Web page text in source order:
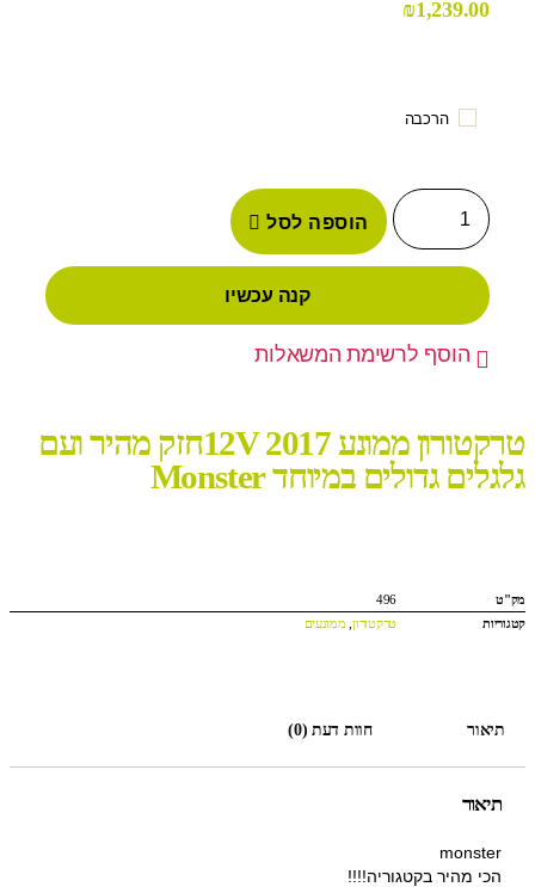
₪1,239.00
הרכבה
הוספה לסל
קנה עכשיו
הוסף לרשימת המשאלות
טרקטורון ממונע 12V 2017חזק מהיר ועם
גלגלים גדולים במיוחד Monster
מק"ט
496
קטגוריות
טרקטורון, ממונעים
תיאור חוות דעת (0)
תיאור
monster
הכי מהיר בקטגוריה!!!!